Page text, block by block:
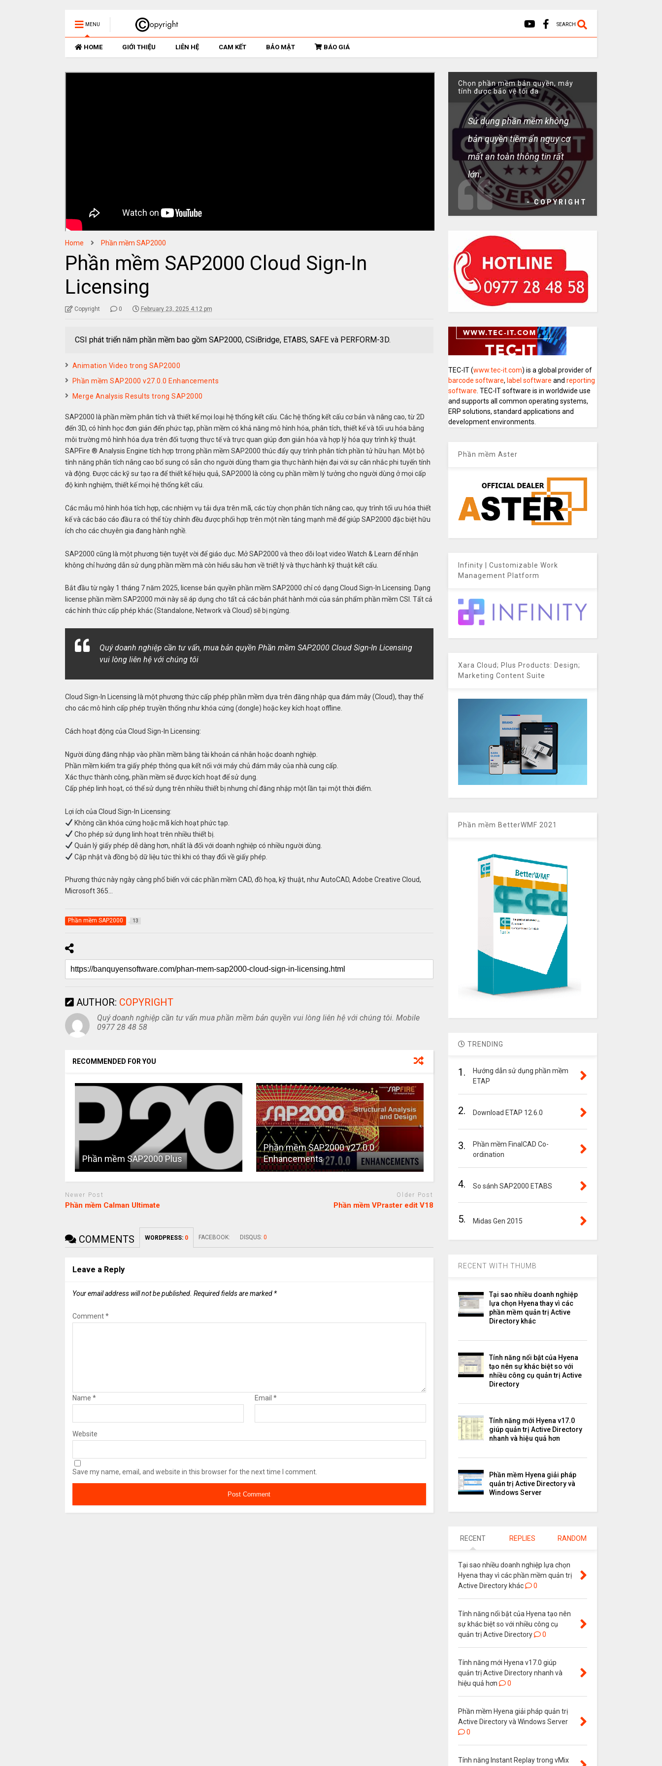
MENU SEARCH
HOME GIỚI THIỆU LIÊN HỆ CAM KẾT BẢO MẬT BÁO GIÁ
Home Phần mềm SAP2000
Phần mềm SAP2000 Cloud Sign-In
Licensing
Copyright 0 February 23, 2025 4:12 pm
CSI phát triển năm phần mềm bao gồm SAP2000, CSiBridge, ETABS, SAFE và PERFORM-3D.
Animation Video trong SAP2000
Phần mềm SAP2000 v27.0.0 Enhancements
Merge Analysis Results trong SAP2000
SAP2000 là phần mềm phân tích và thiết kế mọi loại hệ thống kết cấu. Các hệ thống kết cấu cơ bản và nâng cao, từ 2D
đến 3D, có hình học đơn giản đến phức tạp, phần mềm có khả năng mô hình hóa, phân tích, thiết kế và tối ưu hóa bằng
môi trường mô hình hóa dựa trên đối tượng thực tế và trực quan giúp đơn giản hóa và hợp lý hóa quy trình kỹ thuật.
SAPFire ® Analysis Engine tích hợp trrong phần mềm SAP2000 thúc đẩy quy trình phân tích phần tử hữu hạn. Một bộ
tính năng phân tích nâng cao bổ sung có sẵn cho người dùng tham gia thực hành hiện đại với sự cân nhắc phi tuyến tính
và động. Được các kỹ sư tạo ra để thiết kế hiệu quả, SAP2000 là công cụ phần mềm lý tưởng cho người dùng ở mọi cấp
độ kinh nghiệm, thiết kế mọi hệ thống kết cấu.
Các mẫu mô hình hóa tích hợp, các nhiệm vụ tải dựa trên mã, các tùy chọn phân tích nâng cao, quy trình tối ưu hóa thiết
kế và các báo cáo đầu ra có thể tùy chỉnh đều được phối hợp trên một nền tảng mạnh mẽ để giúp SAP2000 đặc biệt hữu
ích cho các chuyên gia đang hành nghề.
SAP2000 cũng là một phương tiện tuyệt vời để giáo dục. Mở SAP2000 và theo dõi loạt video Watch & Learn để nhận
không chỉ hướng dẫn sử dụng phần mềm mà còn hiểu sâu hơn về triết lý và thực hành kỹ thuật kết cấu.
Bắt đầu từ ngày 1 tháng 7 năm 2025, license bản quyền phần mềm SAP2000 chỉ có dạng Cloud Sign-In Licensing. Dạng
license phần mềm SAP2000 mới này sẽ áp dụng cho tất cả các bản phát hành mới của sản phẩm phần mềm CSI. Tất cả
các hình thức cấp phép khác (Standalone, Network và Cloud) sẽ bị ngừng.
Quý doanh nghiệp cần tư vấn, mua bản quyền Phần mềm SAP2000 Cloud Sign-In Licensing
vui lòng liên hệ với chúng tôi
Cloud Sign-In Licensing là một phương thức cấp phép phần mềm dựa trên đăng nhập qua đám mây (Cloud), thay thế
cho các mô hình cấp phép truyền thống như khóa cứng (dongle) hoặc key kích hoạt offline.
Cách hoạt động của Cloud Sign-In Licensing:
Người dùng đăng nhập vào phần mềm bằng tài khoản cá nhân hoặc doanh nghiệp.
Phần mềm kiểm tra giấy phép thông qua kết nối với máy chủ đám mây của nhà cung cấp.
Xác thực thành công, phần mềm sẽ được kích hoạt để sử dụng.
Cấp phép linh hoạt, có thể sử dụng trên nhiều thiết bị nhưng chỉ đăng nhập một lần tại một thời điểm.
Lợi ích của Cloud Sign-In Licensing:
Không cần khóa cứng hoặc mã kích hoạt phức tạp.
Cho phép sử dụng linh hoạt trên nhiều thiết bị.
Quản lý giấy phép dễ dàng hơn, nhất là đối với doanh nghiệp có nhiều người dùng.
Cập nhật và đồng bộ dữ liệu tức thì khi có thay đổi về giấy phép.
Phương thức này ngày càng phổ biến với các phần mềm CAD, đồ họa, kỹ thuật, như AutoCAD, Adobe Creative Cloud,
Microsoft 365…
Phần mềm SAP2000 13
AUTHOR: COPYRIGHT
Quý doanh nghiệp cần tư vấn mua phần mềm bản quyền vui lòng liên hệ với chúng tôi. Mobile
0977 28 48 58
RECOMMENDED FOR YOU
Phần mềm SAP2000 Plus
Phần mềm SAP2000 v27.0.0
Enhancements
Newer Post
Phần mềm Calman Ultimate
Older Post
Phần mềm VPraster edit V18
COMMENTS WORDPRESS: 0 FACEBOOK: DISQUS: 0
Leave a Reply
Your email address will not be published. Required fields are marked *
Comment*
Name * Email *
Website
Save my name, email, and website in this browser for the next time I comment.
Chọn phần mềm bản quyền, máy
tính được bảo vệ tối đa
Sử dụng phần mềm không
bản quyền tiềm ẩn nguy cơ
mất an toàn thông tin rất
lớn.
- COPYRIGHT
TEC-IT (www.tec-it.com) is a global provider of
barcode software, label software and reporting
software . TEC-IT software is in worldwide use
and supports all common operating systems,
ERP solutions, standard applications and
development environments.
Phần mềm Aster
Infinity | Customizable Work
Management Platform
Xara Cloud; Plus Products: Design;
Marketing Content Suite
Phần mềm BetterWMF 2021
TRENDING
1.
Hướng dẫn sử dụng phần mềm
ETAP
2. Download ETAP 12.6.0
3.
Phần mềm FinalCAD Co-
ordination
4. So sánh SAP2000 ETABS
5. Midas Gen 2015
RECENT WITH THUMB
Tại sao nhiều doanh nghiệp
lựa chọn Hyena thay vì các
phần mềm quản trị Active
Directory khác
Tính năng nổi bật của Hyena
tạo nên sự khác biệt so với
nhiều công cụ quản trị Active
Directory
Tính năng mới Hyena v17.0
giúp quản trị Active Directory
nhanh và hiệu quả hơn
Phần mềm Hyena giải pháp
quản trị Active Directory và
Windows Server
RECENT REPLIES RANDOM
Tại sao nhiều doanh nghiệp lựa chọn
Hyena thay vì các phần mềm quản trị
Active Directory khác
0
Tính năng nổi bật của Hyena tạo nên
sự khác biệt so với nhiều công cụ
quản trị Active Directory
0
Tính năng mới Hyena v17.0 giúp
quản trị Active Directory nhanh và
hiệu quả hơn
0
Phần mềm Hyena giải pháp quản trị
Active Directory và Windows Server
0
Tính năng Instant Replay trong vMix